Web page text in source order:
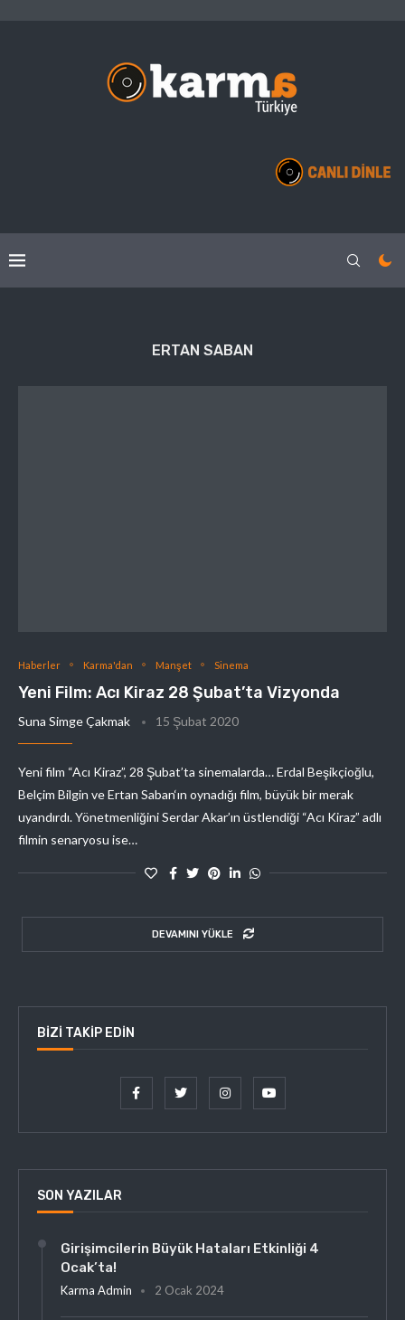
ERTAN SABAN
Haberler Karma'dan Manşet Sinema
Yeni Film: Acı Kiraz 28 Şubat’ta Vizyonda
Suna Simge Çakmak 15 Şubat 2020
Yeni film “Acı Kiraz”, 28 Şubat’ta sinemalarda… Erdal Beşikçioğlu,
Belçim Bilgin ve Ertan Saban‘ın oynadığı film, büyük bir merak
uyandırdı. Yönetmenliğini Serdar Akar’ın üstlendiği “Acı Kiraz” adlı
filmin senaryosu ise…
DEVAMINI YÜKLE
BIZI TAKIP EDIN
SON YAZILAR
Girişimcilerin Büyük Hataları Etkinliği 4
Ocak’ta!
Karma Admin 2 Ocak 2024